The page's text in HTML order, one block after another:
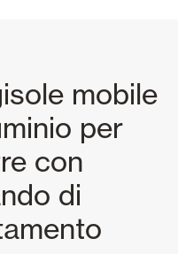
mobile
per
con
di